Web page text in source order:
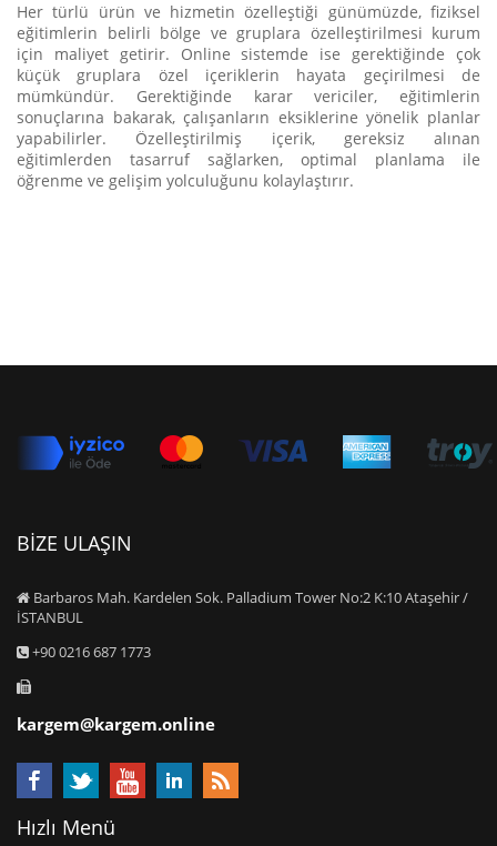
Her türlü ürün ve hizmetin özelleştiği günümüzde, fiziksel
eğitimlerin belirli bölge ve gruplara özelleştirilmesi kurum
için maliyet getirir. Online sistemde ise gerektiğinde çok
küçük gruplara özel içeriklerin hayata geçirilmesi de
mümkündür. Gerektiğinde karar vericiler, eğitimlerin
sonuçlarına bakarak, çalışanların eksiklerine yönelik planlar
yapabilirler. Özelleştirilmiş içerik, gereksiz alınan
eğitimlerden tasarruf sağlarken, optimal planlama ile
öğrenme ve gelişim yolculuğunu kolaylaştırır.
BİZE ULAŞIN
Barbaros Mah. Kardelen Sok. Palladium Tower No:2 K:10 Ataşehir /
İSTANBUL
+90 0216 687 1773
kargem@kargem.online
Hızlı Menü